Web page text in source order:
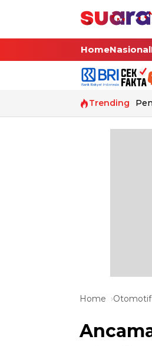
HomeNasional
Trending
Home Otomotif